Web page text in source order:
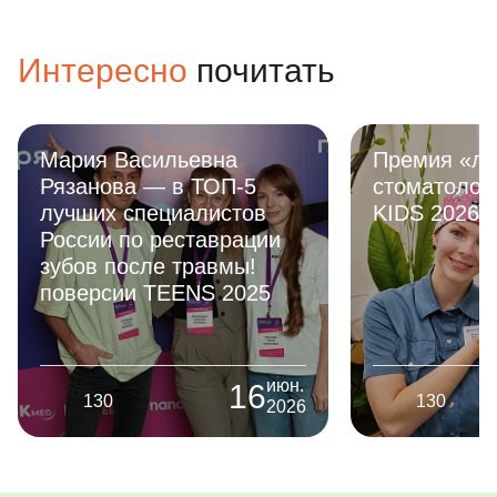
наркозом, у ребенка не возникает
новых встреч! Вы самые лучшие!
получил
Спасибо
Сергеевне,
Глебу
Интересно почитать
Мария Васильевна
Рязанова — в ТОП-5
лучших специалистов
России по реставрации
зубов после травмы!
поверсии TEENS 2025
130 16июн.
2026
Премия
KIDS 2026
130